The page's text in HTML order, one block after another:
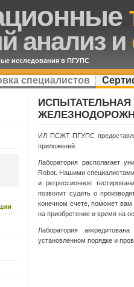
анализ и
исследования в ПГУПС
специалистов
ИЛ ПСЖТ ПГУПС
приложений.
Лаборатория располагает
Robot. Нашими
и регрессионное
позволит судить о
конечном счете, поможет
на приобретение и время на
Лаборатория
установленном порядке и